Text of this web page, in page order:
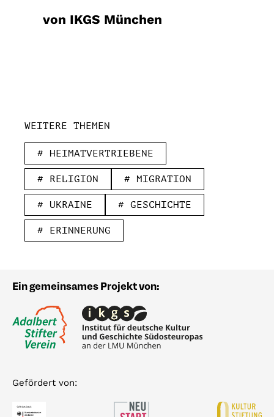
von IKGS München
WEITERE THEMEN
# HEIMATVERTRIEBENE
# RELIGION # MIGRATION
# UKRAINE # GESCHICHTE
# ERINNERUNG
Ein gemeinsames Projekt von:
Gefördert von: